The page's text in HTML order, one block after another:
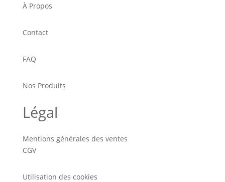
À Propos
Contact
FAQ
Nos Produits
Légal
Mentions générales des ventes
CGV
Utilisation des cookies